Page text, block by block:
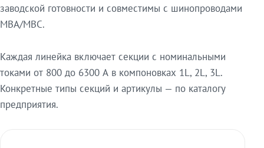
заводской готовности и совместимы с шинопроводами
МВА/МВС.
Каждая линейка включает секции с номинальными
токами от 800 до 6300 А в компоновках 1L, 2L, 3L.
Конкретные типы секций и артикулы — по каталогу
предприятия.